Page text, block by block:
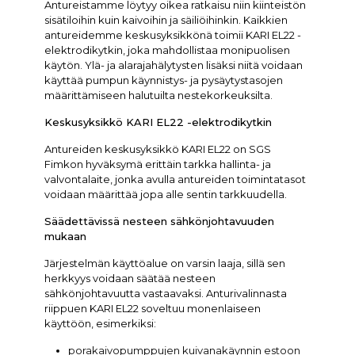
Antureistamme löytyy oikea ratkaisu niin kiinteistön
sisätiloihin kuin kaivoihin ja säiliöihinkin. Kaikkien
antureidemme keskusyksikkönä toimii KARI EL22 -
elektrodikytkin, joka mahdollistaa monipuolisen
käytön. Ylä- ja alarajahälytysten lisäksi niitä voidaan
käyttää pumpun käynnistys- ja pysäytystasojen
määrittämiseen halutuilta nestekorkeuksilta.
Keskusyksikkö KARI EL22 -elektrodikytkin
Antureiden keskusyksikkö KARI EL22 on SGS
Fimkon hyväksymä erittäin tarkka hallinta- ja
valvontalaite, jonka avulla antureiden toimintatasot
voidaan määrittää jopa alle sentin tarkkuudella.
Säädettävissä nesteen sähkönjohtavuuden
mukaan
Järjestelmän käyttöalue on varsin laaja, sillä sen
herkkyys voidaan säätää nesteen
sähkönjohtavuutta vastaavaksi. Anturivalinnasta
riippuen KARI EL22 soveltuu monenlaiseen
käyttöön, esimerkiksi:
porakaivopumppujen kuivanakäynnin estoon